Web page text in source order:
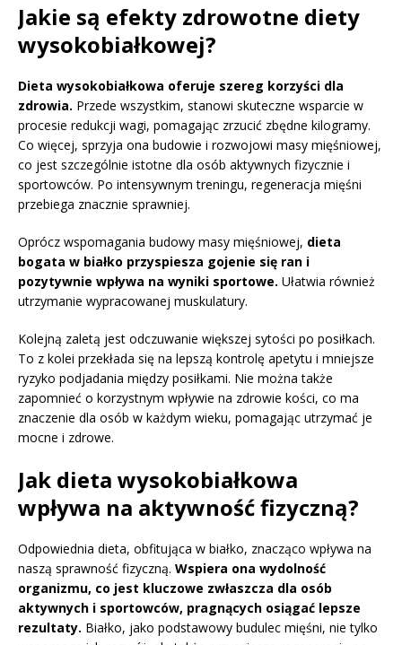
Jakie są efekty zdrowotne diety
wysokobiałkowej?
Dieta wysokobiałkowa oferuje szereg korzyści dla
zdrowia. Przede wszystkim, stanowi skuteczne wsparcie w
procesie redukcji wagi, pomagając zrzucić zbędne kilogramy.
Co więcej, sprzyja ona budowie i rozwojowi masy mięśniowej,
co jest szczególnie istotne dla osób aktywnych fizycznie i
sportowców. Po intensywnym treningu, regeneracja mięśni
przebiega znacznie sprawniej.
Oprócz wspomagania budowy masy mięśniowej, dieta
bogata w białko przyspiesza gojenie się ran i
pozytywnie wpływa na wyniki sportowe. Ułatwia również
utrzymanie wypracowanej muskulatury.
Kolejną zaletą jest odczuwanie większej sytości po posiłkach.
To z kolei przekłada się na lepszą kontrolę apetytu i mniejsze
ryzyko podjadania między posiłkami. Nie można także
zapomnieć o korzystnym wpływie na zdrowie kości, co ma
znaczenie dla osób w każdym wieku, pomagając utrzymać je
mocne i zdrowe.
Jak dieta wysokobiałkowa
wpływa na aktywność fizyczną?
Odpowiednia dieta, obfitująca w białko, znacząco wpływa na
naszą sprawność fizyczną. Wspiera ona wydolność
organizmu, co jest kluczowe zwłaszcza dla osób
aktywnych i sportowców, pragnących osiągać lepsze
rezultaty. Białko, jako podstawowy budulec mięśni, nie tylko